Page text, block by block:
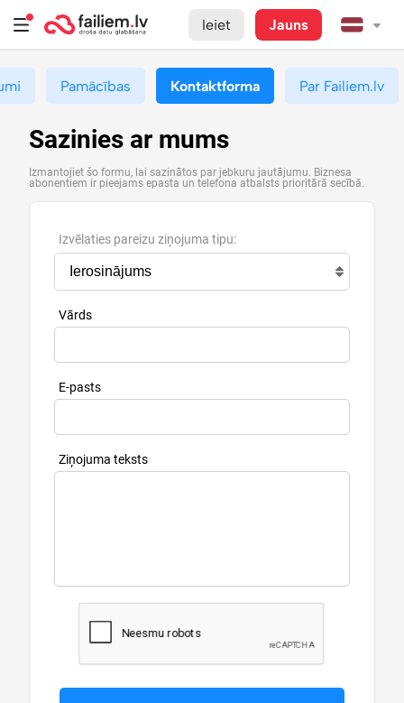
Ieiet Jauns
Pamācības Kontaktforma Par Failiem.lv
Sazinies ar mums
Izmantojiet šo formu, lai sazinātos par jebkuru jautājumu. Biznesa
abonentiem ir pieejams epasta un telefona atbalsts prioritārā secībā.
Izvēlaties pareizu ziņojuma tipu:
Vārds
E-pasts
Ziņojuma teksts